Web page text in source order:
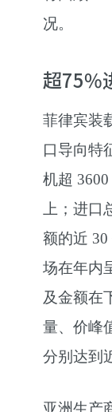
况。
超75%
菲律宾装
口导向特
机超
上；进
额的近
场在年内
及金额在
量、价峰
分别达到
亚洲生产